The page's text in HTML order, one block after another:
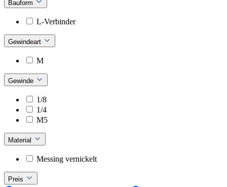
Bauform
L-Verbinder
Gewindeart
M
Gewinde
1/8
1/4
M5
Material
Messing vernickelt
Preis